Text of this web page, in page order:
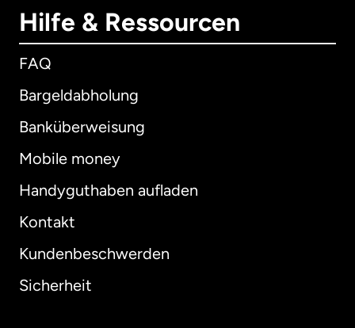
Hilfe & Ressourcen
FAQ
Bargeldabholung
Banküberweisung
Mobile money
Handyguthaben aufladen
Kontakt
Kundenbeschwerden
Sicherheit